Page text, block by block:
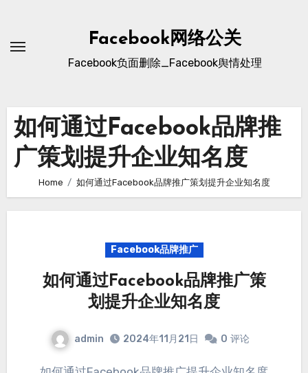
content
Facebook网络公关
Facebook负面删除_Facebook舆情处理
如何通过Facebook品牌推
广策划提升企业知名度
Home 如何通过Facebook品牌推广策划提升企业知名度
Facebook品牌推广
如何通过Facebook品牌推广策
划提升企业知名度
admin 2024年11月21日 0 评论